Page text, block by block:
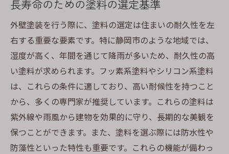
長寿命のための塗料の選定基準
外壁塗装を行う際に、塗料の選定は住まいの耐久性を左
右する重要な要素です。特に静岡市のような地域では、
湿度が高く、年間を通じて降雨が多いため、耐久性の高
い塗料が求められます。フッ素系塗料やシリコン系塗料
は、これらの条件に適しており、高い耐候性を持つこと
から、多くの専門家が推奨しています。これらの塗料は
紫外線や雨風から建物を効果的に守り、長期的な美観を
保つことができます。また、塗料を選ぶ際には防水性や
防藻性といった特性も重要です。これらの機能が備わっ